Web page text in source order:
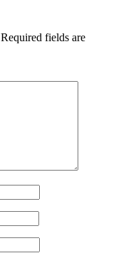
Required fields are